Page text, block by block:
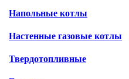
Напольные котлы
Настенные газовые котлы
Твердотопливные